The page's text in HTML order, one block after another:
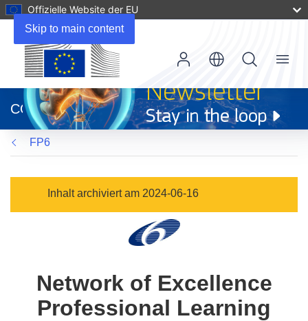
Skip to main content
Offizielle Website der EU
neuem
Fenster)
CORDIS
Menu
FP6
Inhalt archiviert am 2024-06-16
Network of Excellence
Professional Learning